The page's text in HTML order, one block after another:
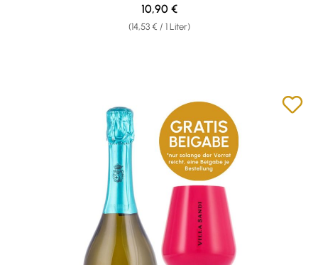
(14,53 € / 1 Liter)
Regulärer Preis:
10,90 €